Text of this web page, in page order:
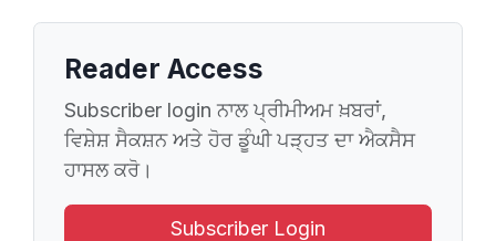
Reader Access
Subscriber login ਨਾਲ ਪ੍ਰੀਮੀਅਮ ਖ਼ਬਰਾਂ,
ਵਿਸ਼ੇਸ਼ ਸੈਕਸ਼ਨ ਅਤੇ ਹੋਰ ਡੂੰਘੀ ਪੜ੍ਹਤ ਦਾ ਐਕਸੈਸ
ਹਾਸਲ ਕਰੋ।
Subscriber Login